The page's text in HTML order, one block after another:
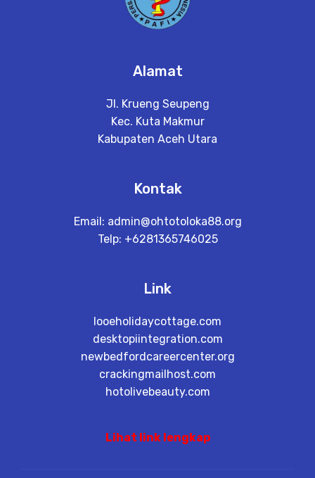
Alamat
Jl. Krueng Seupeng
Kec. Kuta Makmur
Kabupaten Aceh Utara
Kontak
Email: admin@ohtotoloka88.org
Telp: +6281365746025
Link
looeholidaycottage.com
desktopiintegration.com
newbedfordcareercenter.org
crackingmailhost.com
hotolivebeauty.com
Lihat link lengkap